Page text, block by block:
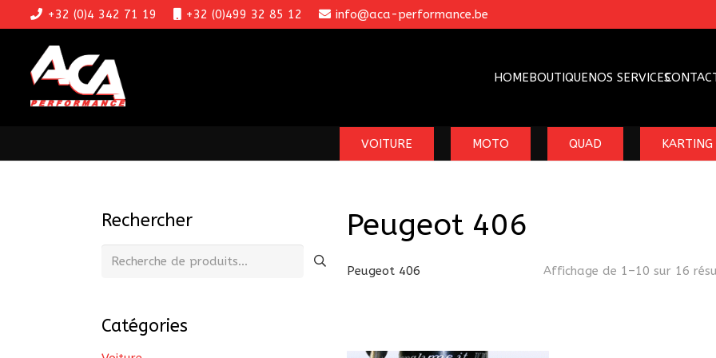
+32 (0)4 342 71 19 +32 (0)499 32 85 12 info@aca-performance.be
HOMEBOUTIQUENOS SERVICES
VOITURE MOTO QUAD KARTING
Peugeot 406
Peugeot 406 Affichage de 1–10 sur 16
Rechercher
Recherche
Catégories